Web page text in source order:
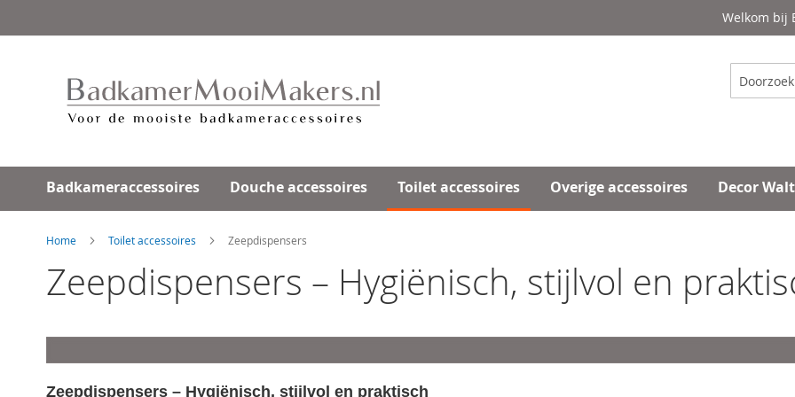
direct
inhoud
Welkom bij
Zoeken
Badkameraccessoires Douche accessoires Toilet accessoires Overige accessoires Decor
Home Toilet accessoires Zeepdispensers
Zeepdispensers – Hygiënisch, stijlvol en
Zeepdispensers – Hygiënisch, stijlvol en praktisch